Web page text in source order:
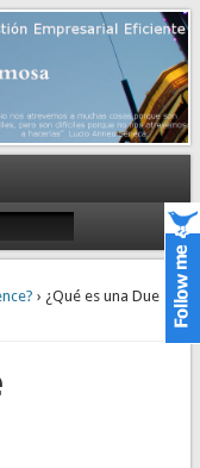
la PyME
externalizada.
› ¿Qué es una Due